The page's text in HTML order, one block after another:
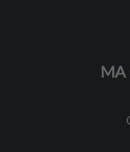
MA